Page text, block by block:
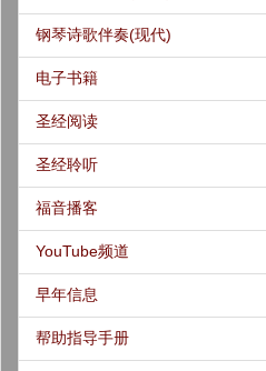
钢琴诗歌伴奏(现代)
电子书籍
圣经阅读
圣经聆听
福音播客
YouTube频道
早年信息
帮助指导手册